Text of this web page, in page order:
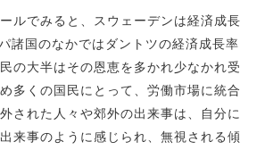
ルでみると、スウェーデンは経済成長
諸国のなかではダントツの経済成長率
の大半はその恩恵を多かれ少なかれ受
多くの国民にとって、労働市場に統合
された人々や郊外の出来事は、自分に
来事のように感じられ、無視される傾